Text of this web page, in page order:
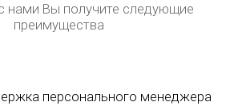
нами Вы получите следующие
преимущества
персонального менеджера